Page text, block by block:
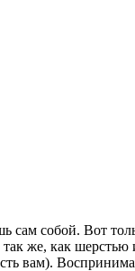
собой. Вот
же, как
вам).